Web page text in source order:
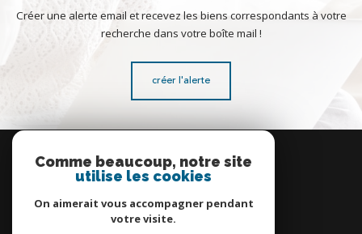
Créer une alerte email et recevez les biens correspondants à votre
recherche dans votre boîte mail !
créer l'alerte
connecter
espace propriétaire
Comme beaucoup, notre site
utilise les cookies
On aimerait vous accompagner pendant
votre visite.